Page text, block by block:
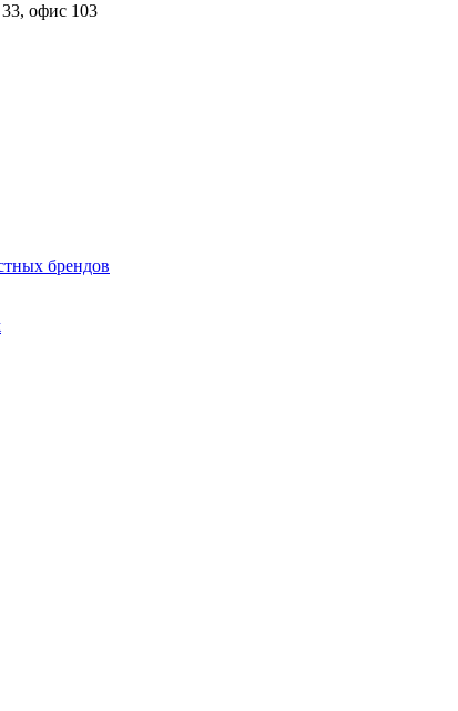
офис 103
брендов